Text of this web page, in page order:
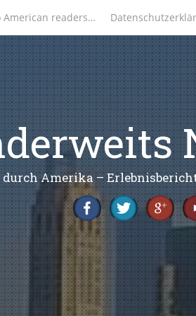
American readers…
Amerika –